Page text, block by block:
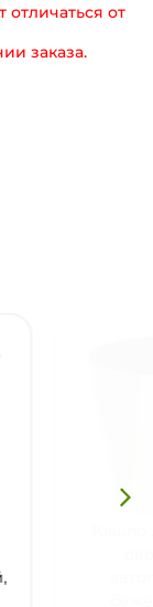
отличаться от
заказа.
ЛЕЯ М8865